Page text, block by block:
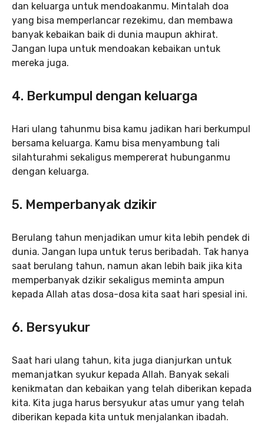
dan keluarga untuk mendoakanmu. Mintalah doa
yang bisa memperlancar rezekimu, dan membawa
banyak kebaikan baik di dunia maupun akhirat.
Jangan lupa untuk mendoakan kebaikan untuk
mereka juga.
4. Berkumpul dengan keluarga
Hari ulang tahunmu bisa kamu jadikan hari berkumpul
bersama keluarga. Kamu bisa menyambung tali
silahturahmi sekaligus mempererat hubunganmu
dengan keluarga.
5. Memperbanyak dzikir
Berulang tahun menjadikan umur kita lebih pendek di
dunia. Jangan lupa untuk terus beribadah. Tak hanya
saat berulang tahun, namun akan lebih baik jika kita
memperbanyak dzikir sekaligus meminta ampun
kepada Allah atas dosa-dosa kita saat hari spesial ini.
6. Bersyukur
Saat hari ulang tahun, kita juga dianjurkan untuk
memanjatkan syukur kepada Allah. Banyak sekali
kenikmatan dan kebaikan yang telah diberikan kepada
kita. Kita juga harus bersyukur atas umur yang telah
diberikan kepada kita untuk menjalankan ibadah.